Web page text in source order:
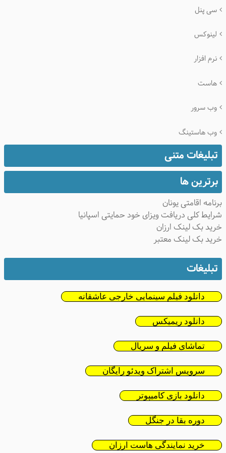
سی پنل
لینوکس
نرم افزار
هاست
وب سرور
وب هاستینگ
تبلیغات متنی
برترین ها
برنامه اقامتی یونان
شرایط کلی دریافت ویزای خود حمایتی اسپانیا
خرید بک لینک ارزان
خرید بک لینک معتبر
تبلیغات
دانلود فیلم سینمایی خارجی عاشقانه
دانلود ریمیکس
تماشای فیلم و سریال
سرویس اشتراک ویدئو رایگان
دانلود بازی کامیپوتر
دوره بقا در جنگل
خرید نمایندگی هاست ارزان